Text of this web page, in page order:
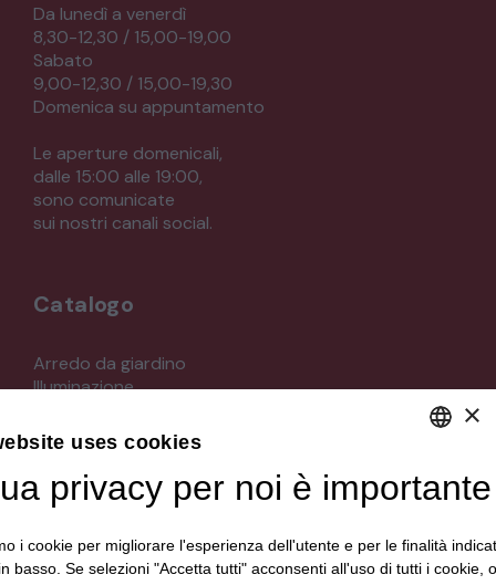
Da lunedì a venerdì
8,30-12,30 / 15,00-19,00
Sabato
9,00-12,30 / 15,00-19,30
Domenica su appuntamento
Le aperture domenicali,
dalle 15:00 alle 19:00,
sono comunicate
sui nostri canali social.
Catalogo
Arredo da giardino
Illuminazione
Mobili
Oggettistica
Orologeria
Quadri stampe
Strumenti musicali e accessori
Tappeti e tessuti
DEFAULT LANGUAGE
ITALIAN
×
uses cookies
privacy per noi è importante
i cookie per migliorare l'esperienza dell'utente e per le finalità
basso. Se selezioni "Accetta tutti" acconsenti all'uso di tutti i cookie,